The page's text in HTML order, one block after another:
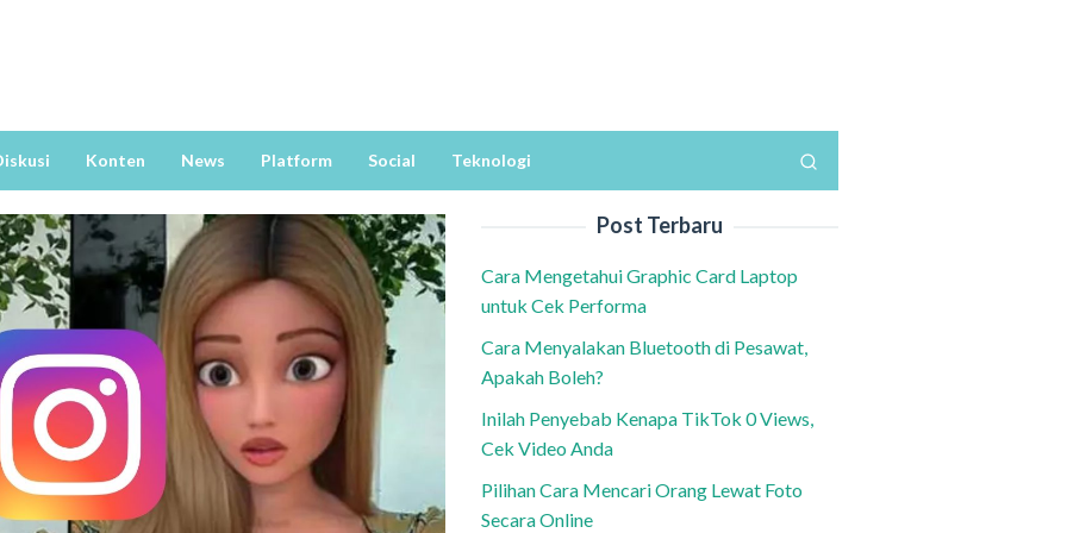
Konten News Platform Social Teknologi
Post Terbaru
Cara Mengetahui Graphic Card Laptop
untuk Cek Performa
Cara Menyalakan Bluetooth di Pesawat,
Apakah Boleh?
Inilah Penyebab Kenapa TikTok 0 Views,
Cek Video Anda
Pilihan Cara Mencari Orang Lewat Foto
Secara Online